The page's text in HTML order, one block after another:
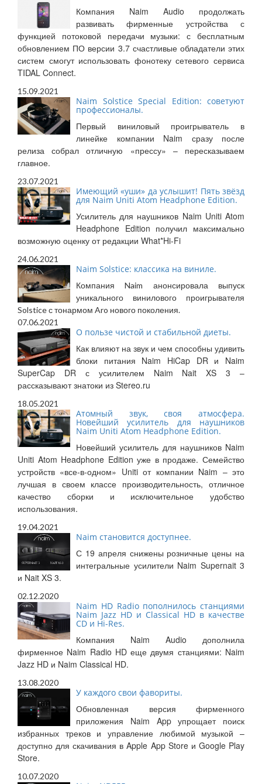
Компания Naim Audio продолжать
развивать фирменные устройства с
функцией потоковой передачи музыки: с бесплатным
обновлением ПО версии 3.7 счастливые обладатели этих
систем смогут использовать фонотеку сетевого сервиса
TIDAL Connect.
15.09.2021
Naim Solstice Special Edition: советуют
профессионалы.
Первый виниловый проигрыватель в
линейке компании Naim сразу после
релиза собрал отличную «прессу» – пересказываем
главное.
23.07.2021
Имеющий «уши» да услышит! Пять звёзд
для Naim Uniti Atom Headphone Edition.
Усилитель для наушников Naim Uniti Atom
Headphone Edition получил максимально
возможную оценку от редакции What*Hi-Fi
24.06.2021
Naim Solstice: классика на виниле.
Компания Naim анонсировала выпуск
уникального винилового проигрывателя
Solstice с тонармом Aro нового поколения.
07.06.2021
О пользе чистой и стабильной диеты.
Как влияют на звук и чем способны удивить
блоки питания Naim HiCap DR и Naim
SuperCap DR с усилителем Naim Nait XS 3 –
рассказывают знатоки из Stereo.ru
18.05.2021
Атомный звук, своя атмосфера.
Новейший усилитель для наушников
Naim Uniti Atom Headphone Edition.
Новейший усилитель для наушников Naim
Uniti Atom Headphone Edition уже в продаже. Семейство
устройств «все-в-одном» Uniti от компании Naim – это
лучшая в своем классе производительность, отличное
качество сборки и исключительное удобство
использования.
19.04.2021
Naim становится доступнее.
С 19 апреля снижены розничные цены на
интегральные усилители Naim Supernait 3
и Nait XS 3.
02.12.2020
Naim HD Radio пополнилось станциями
Naim Jazz HD и Classical HD в качестве
CD и Hi-Res.
Компания Naim Audio дополнила
фирменное Naim Radio HD еще двумя станциями: Naim
Jazz HD и Naim Classical HD.
13.08.2020
У каждого свои фавориты.
Обновленная версия фирменного
приложения Naim App упрощает поиск
избранных треков и управление любимой музыкой –
доступно для скачивания в Apple App Store и Google Play
Store.
10.07.2020